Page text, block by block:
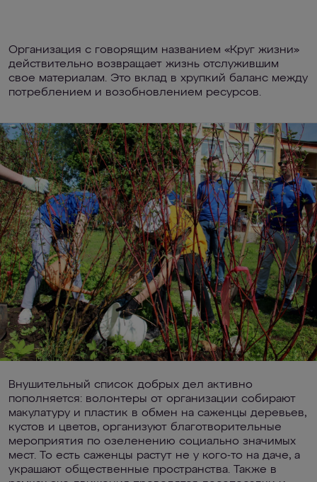
Организация с говорящим названием «Круг жизни»
действительно возвращает жизнь отслужившим
свое материалам. Это вклад в хрупкий баланс между
потреблением и возобновлением ресурсов.
Внушительный список добрых дел активно
пополняется: волонтеры от организации собирают
макулатуру и пластик в обмен на саженцы деревьев,
кустов и цветов, организуют благотворительные
мероприятия по озеленению социально значимых
мест. То есть саженцы растут не у кого-то на даче, а
украшают общественные пространства. Также в